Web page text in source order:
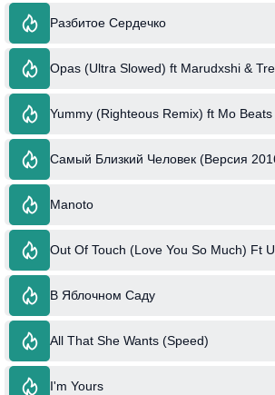
Разбитое Сердечко
Opas (Ultra Slowed) ft Marudxshi &
Yummy (Righteous Remix) ft Mo Beats
Самый Близкий Человек (Версия
Manoto
Out Of Touch (Love You So Much) Ft
В Яблочном Саду
All That She Wants (Speed)
I'm Yours